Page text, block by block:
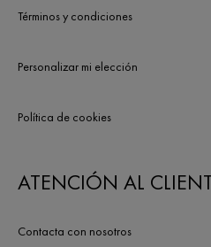
Términos y condiciones
Personalizar mi elección
Política de cookies
ATENCIÓN AL
Contacta con nosotros